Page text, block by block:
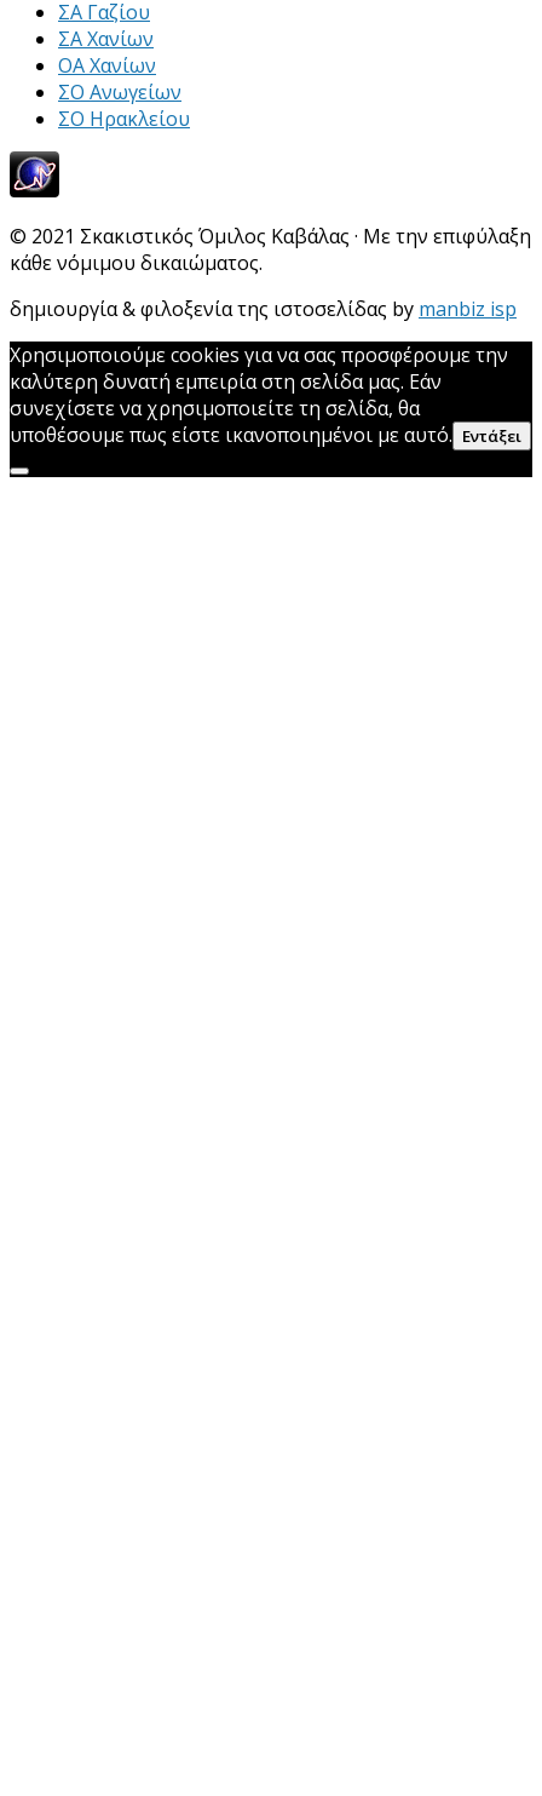
ΣΑ Γαζίου
ΣΑ Χανίων
ΟΑ Χανίων
ΣΟ Ανωγείων
ΣΟ Ηρακλείου
© 2021 Σκακιστικός Όμιλος Καβάλας · Με την επιφύλαξη
κάθε νόμιμου δικαιώματος.
δημιουργία & φιλοξενία της ιστοσελίδας by manbiz isp
Χρησιμοποιούμε cookies για να σας προσφέρουμε την
καλύτερη δυνατή εμπειρία στη σελίδα μας. Εάν
συνεχίσετε να χρησιμοποιείτε τη σελίδα, θα
υποθέσουμε πως είστε ικανοποιημένοι με αυτό. Εντάξει